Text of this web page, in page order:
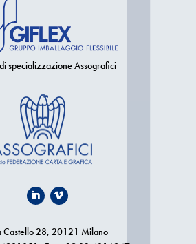
specializzazione Assografici
Castello 28, 20121 Milano